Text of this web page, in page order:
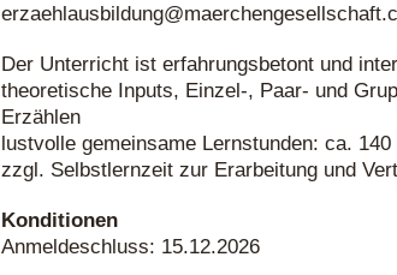
Der Unterricht ist erfahrungsbetont und
theoretische Inputs, Einzel-, Paar- und
Erzählen
lustvolle gemeinsame Lernstunden: ca. 140
zzgl. Selbstlernzeit zur Erarbeitung und
Konditionen
Anmeldeschluss: 15.12.2026